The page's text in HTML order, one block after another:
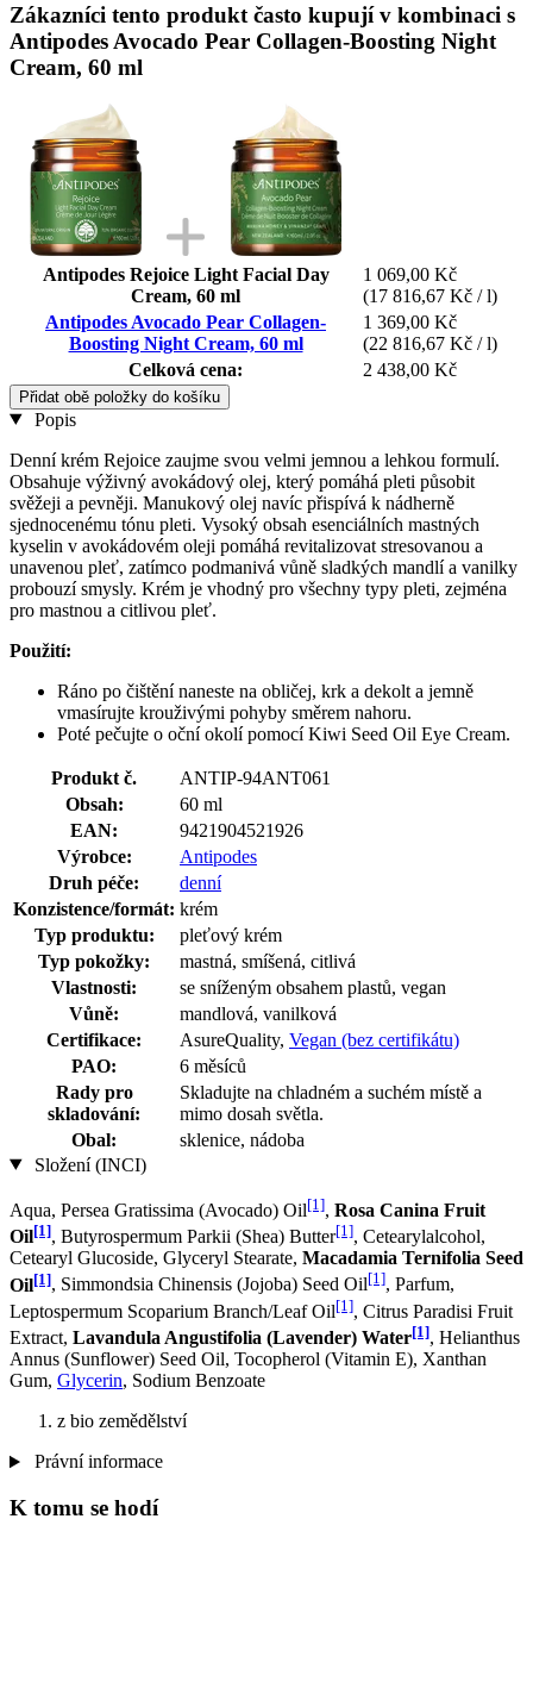
Zákazníci tento produkt často kupují v kombinaci s
Antipodes Avocado Pear Collagen-Boosting Night
Cream, 60 ml
Antipodes Rejoice Light Facial Day
Cream, 60 ml
1 069,00 Kč
(17 816,67 Kč / l)
Antipodes Avocado Pear Collagen-
Boosting Night Cream, 60 ml
1 369,00 Kč
(22 816,67 Kč / l)
Celková cena:
2 438,00 Kč
Přidat obě položky do košíku
Popis
Denní krém Rejoice zaujme svou velmi jemnou a lehkou formulí.
Obsahuje výživný avokádový olej, který pomáhá pleti působit
svěžeji a pevněji. Manukový olej navíc přispívá k nádherně
sjednocenému tónu pleti. Vysoký obsah esenciálních mastných
kyselin v avokádovém oleji pomáhá revitalizovat stresovanou a
unavenou pleť, zatímco podmanivá vůně sladkých mandlí a vanilky
probouzí smysly. Krém je vhodný pro všechny typy pleti, zejména
pro mastnou a citlivou pleť.
Použití:
Ráno po čištění naneste na obličej, krk a dekolt a jemně
vmasírujte krouživými pohyby směrem nahoru.
Poté pečujte o oční okolí pomocí Kiwi Seed Oil Eye Cream.
Produkt č.
ANTIP-94ANT061
Obsah:
60 ml
EAN:
9421904521926
Výrobce:
Antipodes
Druh péče:
denní
Konzistence/formát: krém
Typ produktu:
pleťový krém
Typ pokožky:
mastná, smíšená, citlivá
Vlastnosti:
se sníženým obsahem plastů, vegan
Vůně:
mandlová, vanilková
Certifikace:
AsureQuality, Vegan (bez certifikátu)
PAO:
6 měsíců
Rady pro
skladování:
Skladujte na chladném a suchém místě a
mimo dosah světla.
Obal:
sklenice, nádoba
Složení (INCI)
Aqua, Persea Gratissima (Avocado) Oil[1], Rosa Canina Fruit
Oil[1], Butyrospermum Parkii (Shea) Butter[1], Cetearylalcohol,
Cetearyl Glucoside, Glyceryl Stearate, Macadamia Ternifolia Seed
Oil[1], Simmondsia Chinensis (Jojoba) Seed Oil[1], Parfum,
Leptospermum Scoparium Branch/Leaf Oil[1], Citrus Paradisi Fruit
Extract, Lavandula Angustifolia (Lavender) Water[1], Helianthus
Annus (Sunflower) Seed Oil, Tocopherol (Vitamin E), Xanthan
Gum, Glycerin, Sodium Benzoate
z bio zemědělství
Právní informace
K tomu se hodí